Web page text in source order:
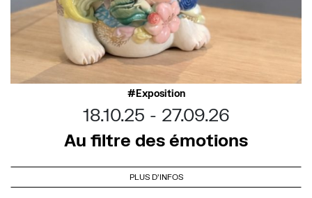
Exposition
18.10.25
27.09.26
Au filtre des émotions
PLUS D'INFOS